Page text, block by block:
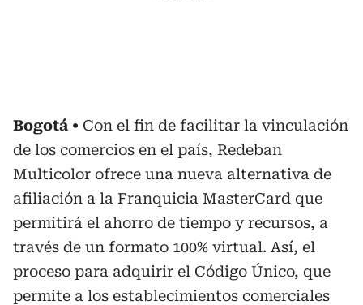
Bogotá
Con el fin de facilitar la vinculación
de los comercios en el país, Redeban
Multicolor ofrece una nueva alternativa de
afiliación a la Franquicia MasterCard que
permitirá el ahorro de tiempo y recursos, a
través de un formato 100% virtual. Así, el
proceso para adquirir el Código Único, que
permite a los establecimientos comerciales